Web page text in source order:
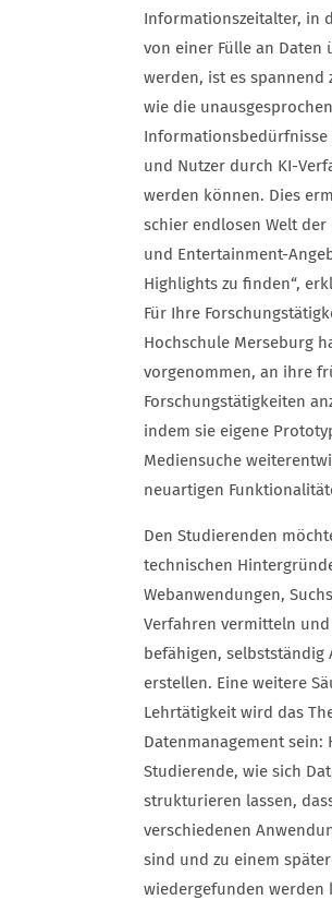
Informationszeitalter, in
von einer Fülle an Daten
werden, ist es spannend
wie die
Informationsbedürfnisse
und Nutzer durch KI-
werden können. Dies
schier endlosen Welt
und Entertainment-
Highlights zu finden“,
Für Ihre
Hochschule Merseburg
vorgenommen, an ihre
Forschungstätigkeiten
indem sie eigene
Mediensuche
neuartigen
Den Studierenden
technischen
Webanwendungen,
Verfahren vermitteln und
befähigen, selbstständig
erstellen. Eine weitere
Lehrtätigkeit wird das
Datenmanagement sein:
Studierende, wie sich
strukturieren lassen,
verschiedenen
sind und zu einem
wiedergefunden werden